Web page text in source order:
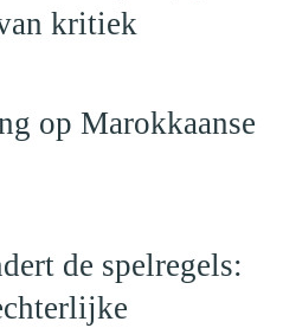
kritiek
op Marokkaanse
de spelregels: